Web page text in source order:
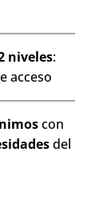
niveles:
acceso
con
del